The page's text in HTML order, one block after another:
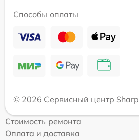
Способы оплаты
© 2026 Сервисный центр Sharp
Стоимость ремонта
Оплата и доставка